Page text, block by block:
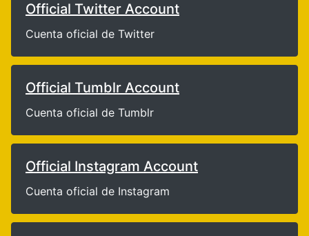
Official Twitter Account
Cuenta oficial de Twitter
Official Tumblr Account
Cuenta oficial de Tumblr
Official Instagram Account
Cuenta oficial de Instagram